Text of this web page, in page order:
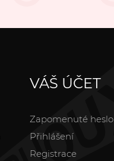
VÁŠ ÚČET
Zapomenuté heslo
Přihlášení
Registrace